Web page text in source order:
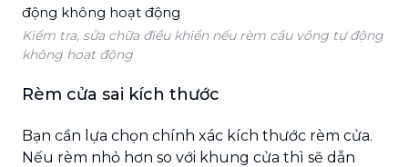
Kiểm tra, sửa chữa điều khiển nếu rèm cầu vồng tự động
không hoạt động
Rèm cửa sai kích thước
Bạn cần lựa chọn chính xác kích thước rèm cửa.
Nếu rèm nhỏ hơn so với khung cửa thì sẽ dẫn